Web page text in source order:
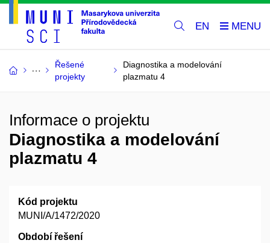
EN
Řešené
projekty
Diagnostika a modelování
plazmatu 4
Informace o projektu
Diagnostika a modelování
plazmatu 4
Kód projektu
MUNI/A/1472/2020
Období řešení